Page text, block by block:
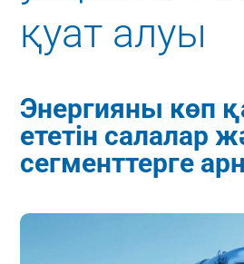
қуат алуы
Энергияны көп
ететін салалар
сегменттерге